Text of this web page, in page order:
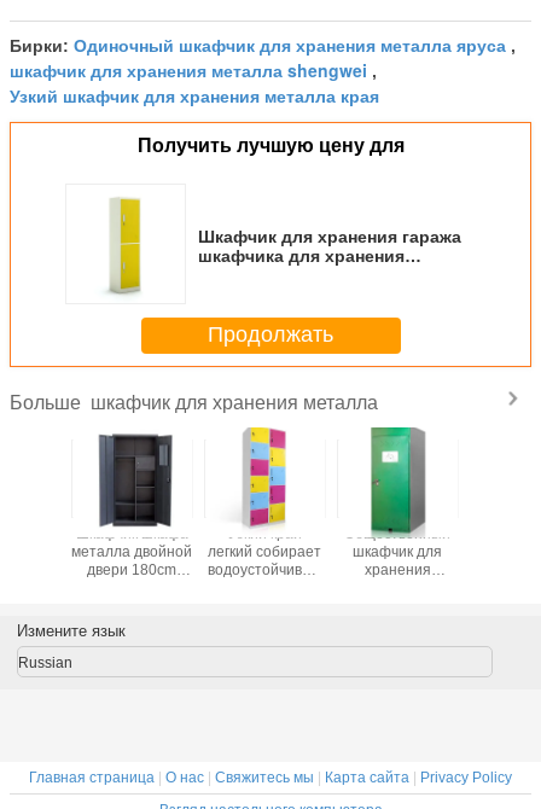
Бирки: Одиночный шкафчик для хранения металла яруса ,
шкафчик для хранения металла shengwei ,
Узкий шкафчик для хранения металла края
Получить лучшую цену для
Шкафчик для хранения гаража
шкафчика для хранения
Продолжать
Больше шкафчик для хранения металла
Шкафчик шкафа
металла двойной
двери 180cm
безопасной
коробкой
Узкий край
легкий собирает
водоустойчивый
Общественный
шкафчик для
хранения
парковки
велосипеда
Измените язык
Russian
Главная страница О нас Свяжитесь мы Карта сайта
Privacy Policy